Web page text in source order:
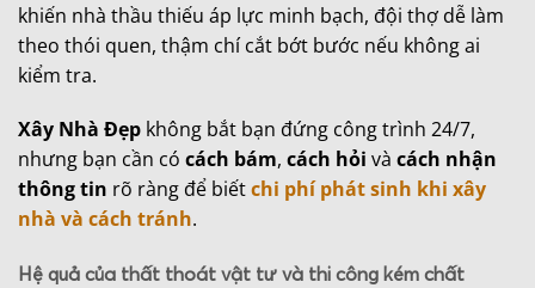
khiến nhà thầu thiếu áp lực minh bạch, đội thợ dễ làm
theo thói quen, thậm chí cắt bớt bước nếu không ai
kiểm tra.
Xây Nhà Đẹp không bắt bạn đứng công trình 24/7,
nhưng bạn cần có cách bám, cách hỏi và cách nhận
thông tin rõ ràng để biếtchi phí phát sinh khi xây
nhà và cách tránh.
Hệ quả của thất thoát vật tư và thi công kém chất